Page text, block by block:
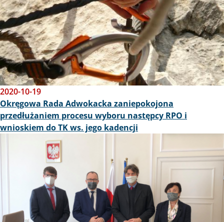
2020-10-19
Okręgowa Rada Adwokacka zaniepokojona
przedłużaniem procesu wyboru następcy RPO i
wnioskiem do TK ws. jego kadencji